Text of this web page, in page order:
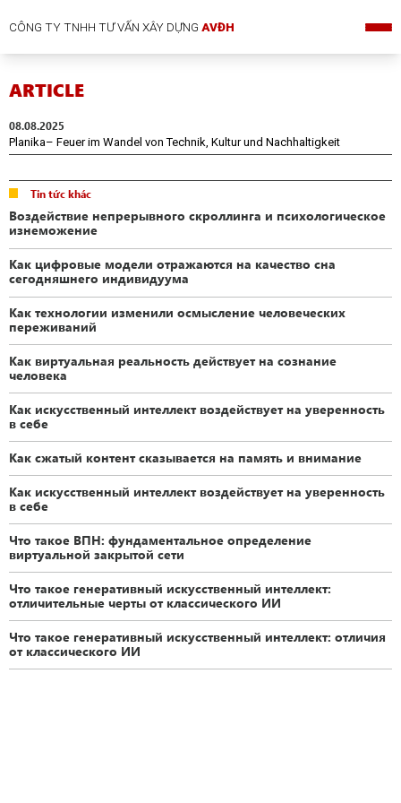
CÔNG TY TNHH TƯ VẤN XÂY DỰNGAVĐH
ARTICLE
08.08.2025
Planika– Feuer im Wandel von Technik, Kultur und Nachhaltigkeit
Tin tức khác
Воздействие непрерывного скроллинга и психологическое
изнеможение
Как цифровые модели отражаются на качество сна
сегодняшнего индивидуума
Как технологии изменили осмысление человеческих
переживаний
Как виртуальная реальность действует на сознание
человека
Как искусственный интеллект воздействует на уверенность
в себе
Как сжатый контент сказывается на память и внимание
Как искусственный интеллект воздействует на уверенность
в себе
Что такое ВПН: фундаментальное определение
виртуальной закрытой сети
Что такое генеративный искусственный интеллект:
отличительные черты от классического ИИ
Что такое генеративный искусственный интеллект: отличия
от классического ИИ